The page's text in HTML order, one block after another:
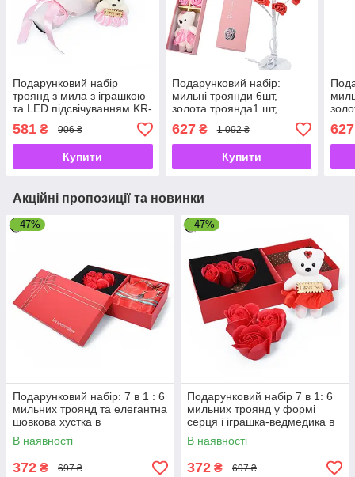
Подарунковий набір
троянд з мила з іграшкою
та LED підсвічуванням KR-
05
581 ₴ 906 ₴
Купити
Подарунковий набір:
мильні троянди 6шт,
золота троянда1 шт,
сувенірний ведмедик і
нічник на 12 троянд (USB)
627₴ 1 092 ₴
Купити
627
Акційні пропозиції та новинки
–47%
Подарунковий набір: 7 в 1 : 6
мильних троянд та елегантна
шовкова хустка в
подарунковій упаковці
В наявності
372 ₴ 697 ₴
–47%
Подарунковий набір 7 в 1: 6
мильних троянд у формі
серця і іграшка-ведмедика в
подарунковій упаковці.
В наявності
372 ₴ 697 ₴